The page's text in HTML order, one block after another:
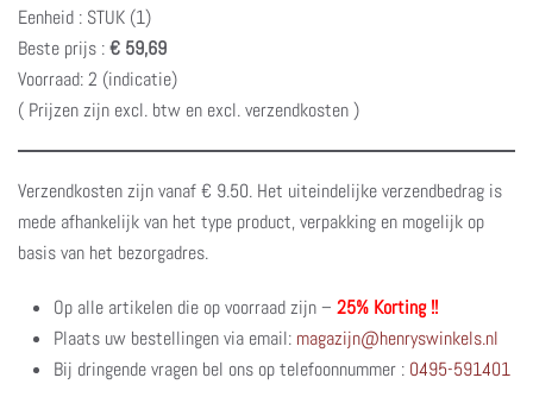
Eenheid : STUK (1)
Beste prijs :€ 59,69
Voorraad: 2 (indicatie)
( Prijzen zijn excl. btw en excl. verzendkosten )
Verzendkosten zijn vanaf € 9.50. Het uiteindelijke verzendbedrag is
mede afhankelijk van het type product, verpakking en mogelijk op
basis van het bezorgadres.
Op alle artikelen die op voorraad zijn – 25% Korting !!
Plaats uw bestellingen via email: magazijn@henryswinkels.nl
Bij dringende vragen bel ons op telefoonnummer : 0495-591401